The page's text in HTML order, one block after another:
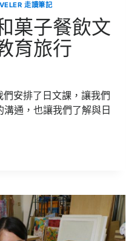
走讀筆記
菓子餐飲文
育旅行
安排了日文課，讓我們
通，也讓我們了解與日